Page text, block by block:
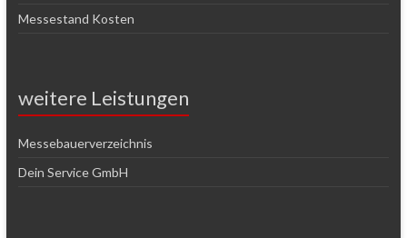
Messestand Kosten
weitere Leistungen
Messebauerverzeichnis
Dein Service GmbH